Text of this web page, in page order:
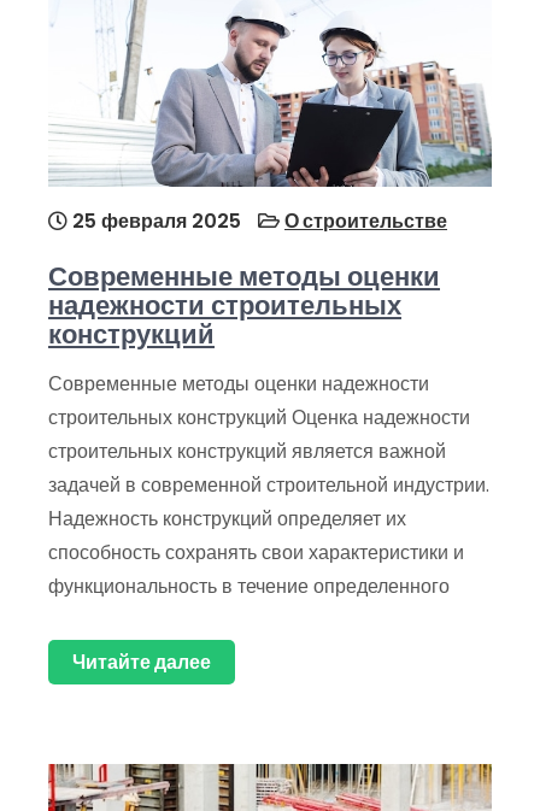
25 февраля 2025 О строительстве
Современные методы оценки
надежности строительных
конструкций
Современные методы оценки надежности
строительных конструкций Оценка надежности
строительных конструкций является важной
задачей в современной строительной индустрии.
Надежность конструкций определяет их
способность сохранять свои характеристики и
функциональность в течение определенного
Читайте далее